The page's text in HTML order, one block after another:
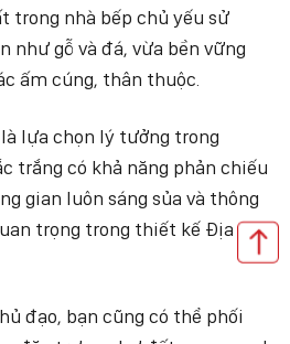
trong nhà bếp chủ yếu sử
như gỗ và đá, vừa bền vững
ấm cúng, thân thuộc.
lựa chọn lý tưởng trong
trắng có khả năng phản chiếu
gian luôn sáng sủa và thông
trọng trong thiết kế Địa
đạo, bạn cũng có thể phối